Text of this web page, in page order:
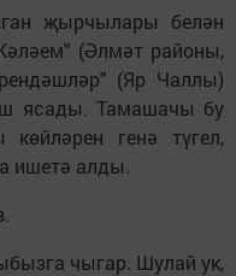
җырчылары белән
(Әлмәт районы,
(Яр Чаллы)
ясады. Тамашачы бу
генә түгел,
ишетә алды.
чыгар. Шулай ук,